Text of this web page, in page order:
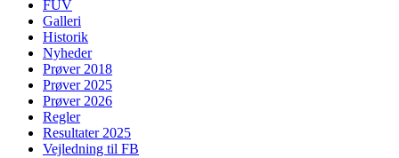
FUV
Galleri
Historik
Nyheder
Prøver 2018
Prøver 2025
Prøver 2026
Regler
Resultater 2025
Vejledning til FB